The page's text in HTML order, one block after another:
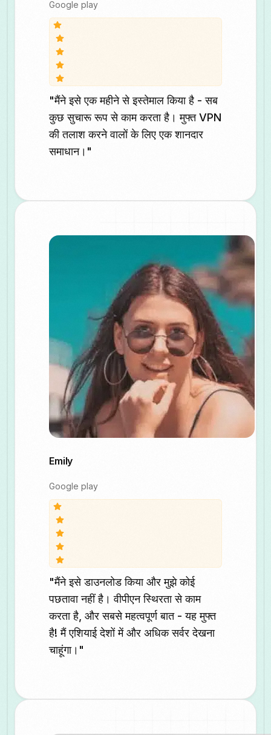
Google play
"मैंने इसे एक महीने से इस्तेमाल किया है - सब
कुछ सुचारू रूप से काम करता है। मुफ्त VPN
की तलाश करने वालों के लिए एक शानदार
समाधान।"
Emily
Google play
"मैंने इसे डाउनलोड किया और मुझे कोई
पछतावा नहीं है। वीपीएन स्थिरता से काम
करता है, और सबसे महत्वपूर्ण बात - यह मुफ्त
है! मैं एशियाई देशों में और अधिक सर्वर देखना
चाहूंगा।"